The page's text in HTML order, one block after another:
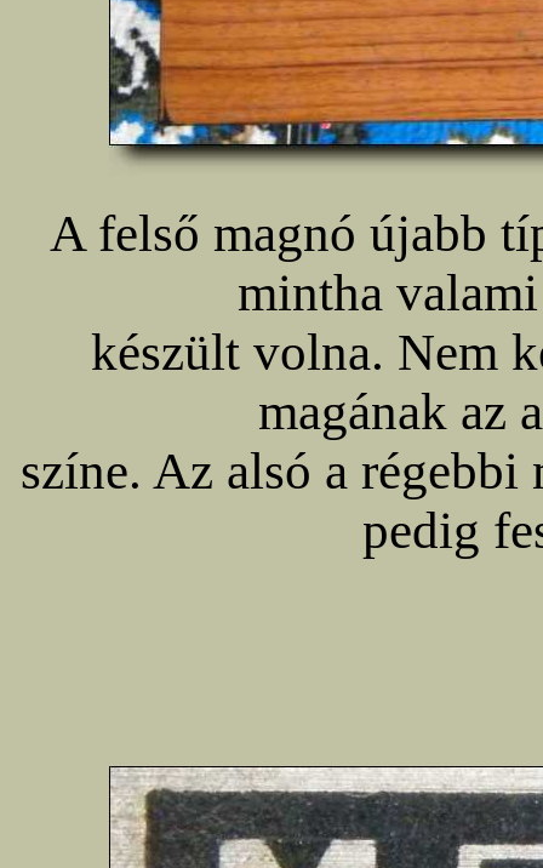
A felső magnó újabb
mintha
készült volna. Nem
magának az
színe. Az alsó a
pedig